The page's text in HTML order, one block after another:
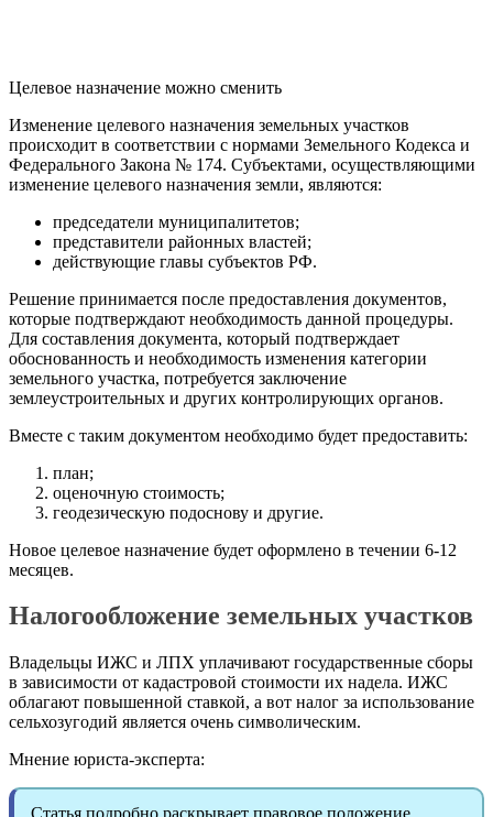
Целевое назначение можно сменить
Изменение целевого назначения земельных участков
происходит в соответствии с нормами Земельного Кодекса и
Федерального Закона № 174. Субъектами, осуществляющими
изменение целевого назначения земли, являются:
председатели муниципалитетов;
представители районных властей;
действующие главы субъектов РФ.
Решение принимается после предоставления документов,
которые подтверждают необходимость данной процедуры.
Для составления документа, который подтверждает
обоснованность и необходимость изменения категории
земельного участка, потребуется заключение
землеустроительных и других контролирующих органов.
Вместе с таким документом необходимо будет предоставить:
план;
оценочную стоимость;
геодезическую подоснову и другие.
Новое целевое назначение будет оформлено в течении 6-12
месяцев.
Налогообложение земельных участков
Владельцы ИЖС и ЛПХ уплачивают государственные сборы
в зависимости от кадастровой стоимости их надела. ИЖС
облагают повышенной ставкой, а вот налог за использование
сельхозугодий является очень символическим.
Мнение юриста-эксперта: